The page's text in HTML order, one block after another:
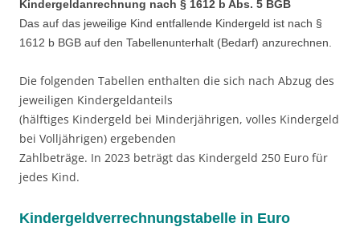
Kindergeldanrechnung nach § 1612 b Abs. 5 BGB
Das auf das jeweilige Kind entfallende Kindergeld ist nach §
1612 b BGB auf den Tabellenunterhalt (Bedarf) anzurechnen.
Die folgenden Tabellen enthalten die sich nach Abzug des
jeweiligen Kindergeldanteils
(hälftiges Kindergeld bei Minderjährigen, volles Kindergeld
bei Volljährigen) ergebenden
Zahlbeträge. In 2023 beträgt das Kindergeld 250 Euro für
jedes Kind.
Kindergeldverrechnungstabelle in Euro